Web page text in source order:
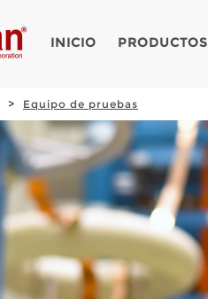
INICIO PRODUCTOS
Equipo de pruebas